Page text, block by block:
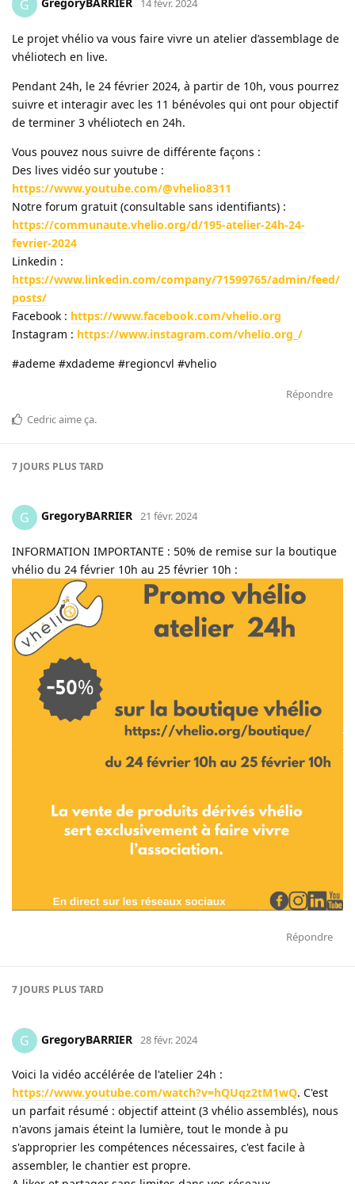
G GregoryBARRIER 14 févr. 2024
Le projet vhélio va vous faire vivre un atelier d’assemblage de
vhéliotech en live.
Pendant 24h, le 24 février 2024, à partir de 10h, vous pourrez
suivre et interagir avec les 11 bénévoles qui ont pour objectif
de terminer 3 vhéliotech en 24h.
Vous pouvez nous suivre de différente façons :
Des lives vidéo sur youtube :
https://www.youtube.com/@vhelio8311
Notre forum gratuit (consultable sans identifiants) :
https://communaute.vhelio.org/d/195-atelier-24h-24-
fevrier-2024
Linkedin :
https://www.linkedin.com/company/71599765/admin/feed/
posts/
Facebook : https://www.facebook.com/vhelio.org
Instagram : https://www.instagram.com/vhelio.org_/
#ademe #xdademe #regioncvl #vhelio
Répondre
Cedricaime ça.
7 JOURS PLUS TARD
G GregoryBARRIER 21 févr. 2024
INFORMATION IMPORTANTE : 50% de remise sur la boutique
vhélio du 24 février 10h au 25 février 10h :
Répondre
7 JOURS PLUS TARD
G GregoryBARRIER 28 févr. 2024
Voici la vidéo accélérée de l'atelier 24h :
https://www.youtube.com/watch?v=hQUqz2tM1wQ. C'est
un parfait résumé : objectif atteint (3 vhélio assemblés), nous
n'avons jamais éteint la lumière, tout le monde à pu
s'approprier les compétences nécessaires, c'est facile à
assembler, le chantier est propre.